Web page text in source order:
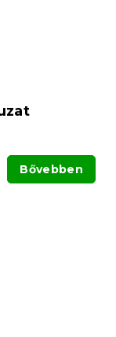
Bővebben